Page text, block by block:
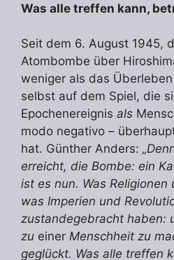
Was alle treffen kann,
Seit dem 6. August 1945,
Atombombe über
weniger als das
selbst auf dem Spiel, die
Epochenereignis als
modo negativo –
hat. Günther Anders:
erreicht, die Bombe: ein
ist es nun. Was Religionen
was Imperien und
zustandegebracht haben:
zu einer Menschheit zu
geglückt. Was alle treffen